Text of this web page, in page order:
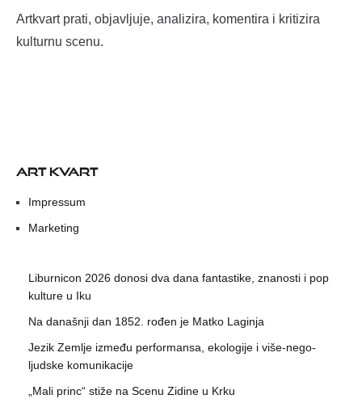
Artkvart prati, objavljuje, analizira, komentira i kritizira
kulturnu scenu.
ART KVART
Impressum
Marketing
Liburnicon 2026 donosi dva dana fantastike, znanosti i pop
kulture u Iku
Na današnji dan 1852. rođen je Matko Laginja
Jezik Zemlje između performansa, ekologije i više-nego-
ljudske komunikacije
„Mali princ“ stiže na Scenu Zidine u Krku